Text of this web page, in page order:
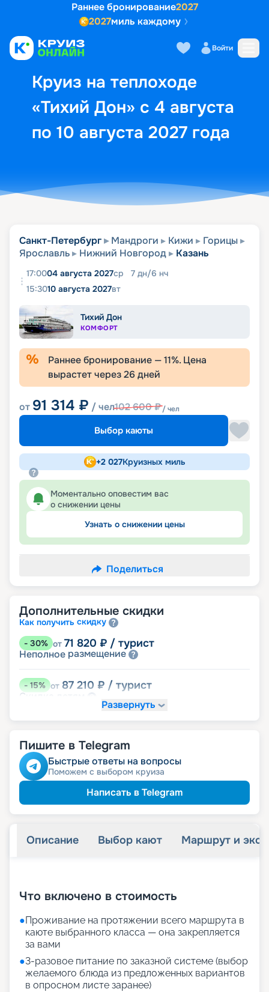
Раннее бронирование2027
2027миль каждому
Войти
Круиз на теплоходе
«Тихий Дон» с 4 августа
по 10 августа 2027 года
Выбор кают Маршрут и
Санкт-Петербург Мандроги Кижи
Горицы
Ярославль
Нижний Новгород Казань
17:0004 августа 2027ср 7 дн/6 нч
15:3010 августа 2027вт
Тихий Дон
КОМФОРТ
Раннее бронирование —11%. Цена
вырастет через26дней
от 91 314 ₽ / чел102 600₽/ чел
Выбор каюты
+2 027Круизных миль
Моментально оповестим вас
о снижении цены
Узнать о снижении цены
Поделиться
Дополнительные скидки
Как получить скидку
- 30% от 71 820 ₽ / турист
Неполное размещение
-15% от 87 210 ₽ / турист
Скидка
Скидка
пенсионерам
Скидка сотрудникам силовых
Скидкаветеранам
Скидка многодетнымсемьям
Развернуть
Пишите в Telegram
Быстрые ответы на вопросы
Поможем с выбором круиза
Написать в Telegram
Описание Выбор кают Маршрут и
Что включено в стоимость
●Проживание на протяжении всего маршрута в
каюте выбранного класса — она закрепляется
за вами
●3-разовое питание по заказной системе (выбор
желаемого блюда из предложенных вариантов
в опросном листе заранее)